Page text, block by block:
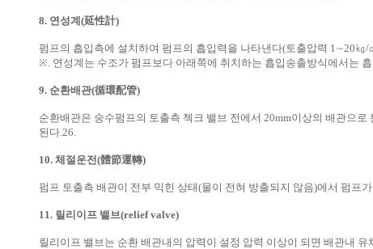
8. 연성계(延性計)
펌프의 흡입측에 설치하여 펌프의 흡입력을 나타낸다(토출압력 1∼20㎏
※. 연성계는 수조가 펌프보다 아래쪽에 취치하는 흡입송출방식에서는
9. 순환배관(循環配管)
순환배관은 숭수펌프의 토출측 첵크 밸브 전에서 20mm이상의 배관으
된다.26.
10. 체절운전(體節運轉)
펌프 토출측 배관이 전부 믹힌 상태(물이 전혀 방출되지 않음)에서 펌프
11. 릴리이프 밸브(relief valve)
릴리이프 밸브는 순환 배관내의 압력이 설정 압력 이상이 되면 배관내